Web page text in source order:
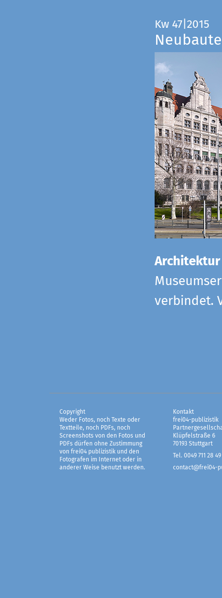
Kw 47|2015
verbindet.
Copyright
Weder Fotos, noch Texte oder
Textteile, noch PDFs, noch
Screenshots von den Fotos und
PDFs dürfen ohne Zustimmung
von frei04 publizistik und den
Fotografen im Internet oder in
anderer Weise benutzt werden.
Kontakt
frei04-publizistik
Klüpfelstraße 6
70193 Stuttgart
Tel. 0049 711 28 49
contact@frei04-